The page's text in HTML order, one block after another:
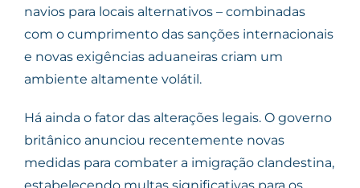
navios para locais alternativos – combinadas
com o cumprimento das sanções internacionais
e novas exigências aduaneiras criam um
ambiente altamente volátil.
Há ainda o fator das alterações legais. O governo
britânico anunciou recentemente novas
medidas para combater a imigração clandestina,